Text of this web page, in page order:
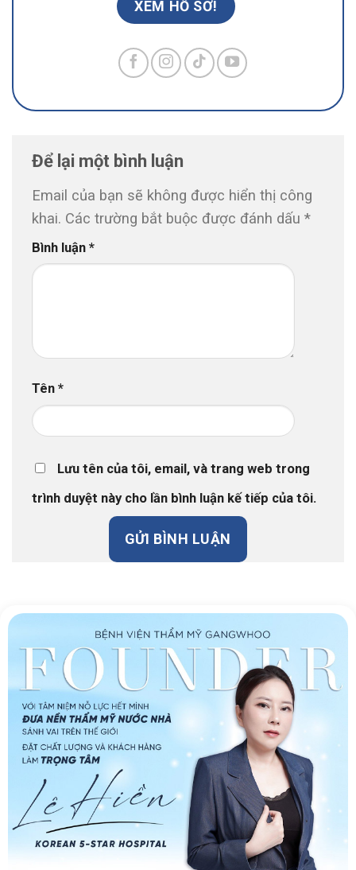
XEM HỒ SƠ!
Để lại một bình luận
Email của bạn sẽ không được hiển thị công
khai. Các trường bắt buộc được đánh dấu *
Bình luận *
Tên *
Lưu tên của tôi, email, và trang web trong
trình duyệt này cho lần bình luận kế tiếp của tôi.